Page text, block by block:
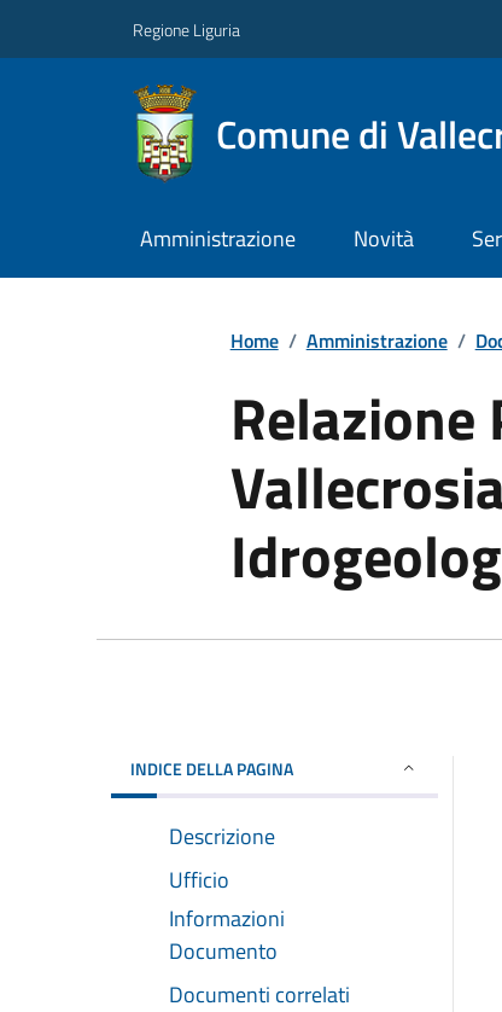
Regione Liguria
Comune di
Amministrazione Novità
Home / Amministrazione /
Relazione
INDICE DELLA PAGINA
Descrizione
Ufficio
Informazioni
Documento
Documenti correlati